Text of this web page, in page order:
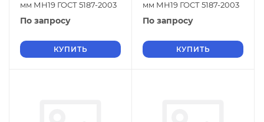
мм МН19 ГОСТ 5187-2003
По запросу
КУПИТЬ
мм МН19 ГОСТ 5187-2003
По запросу
КУПИТЬ